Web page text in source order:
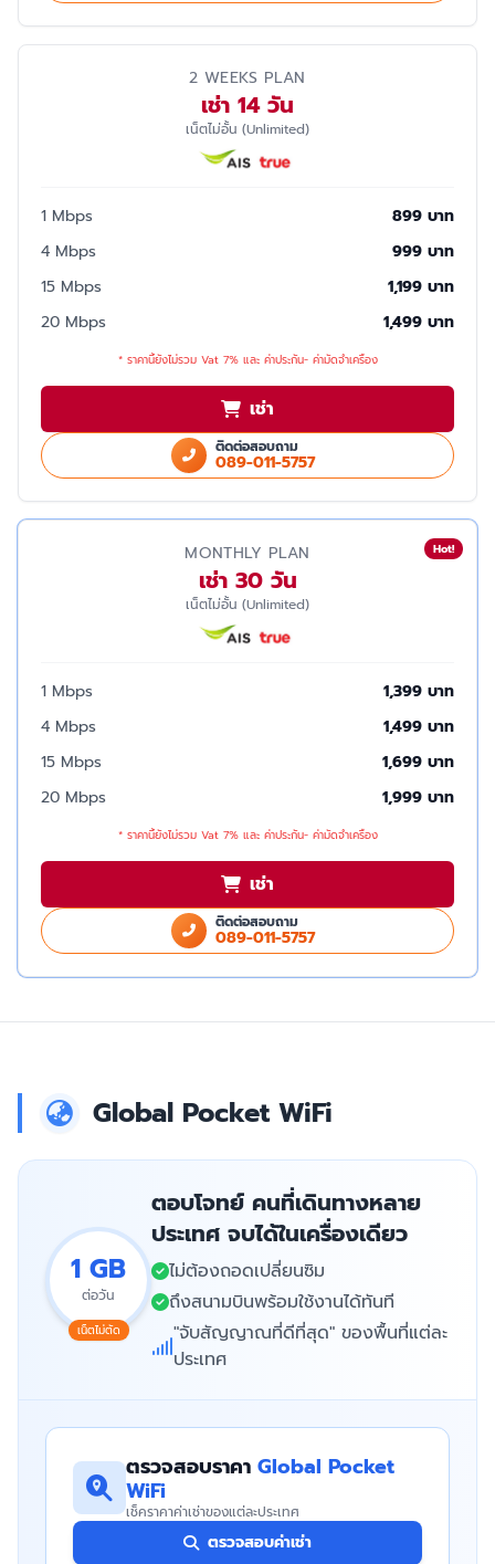
2 WEEKS PLAN
เช่า 14 วัน
เน็ตไม่อั้น (Unlimited)
1 Mbps
899 บาท
4 Mbps
999 บาท
15 Mbps
1,199 บาท
20 Mbps
1,499 บาท
* ราคานี้ยังไม่รวม Vat 7% และ ค่าประกัน- ค่ามัดจำเครื่อง
เช่า
ติดต่อสอบถาม
089-011-5757
Hot!
MONTHLY PLAN
เช่า 30 วัน
เน็ตไม่อั้น (Unlimited)
1 Mbps
1,399 บาท
4 Mbps
1,499 บาท
15 Mbps
1,699 บาท
20 Mbps
1,999 บาท
* ราคานี้ยังไม่รวม Vat 7% และ ค่าประกัน- ค่ามัดจำเครื่อง
เช่า
ติดต่อสอบถาม
089-011-5757
Global Pocket WiFi
1 GB
ต่อวัน
เน็ตไม่ตัด
ตอบโจทย์ คนที่เดินทางหลาย
ประเทศ จบได้ในเครื่องเดียว
ไม่ต้องถอดเปลี่ยนซิม
ถึงสนามบินพร้อมใช้งานได้ทันที
"จับสัญญาณที่ดีที่สุด" ของพื้นที่แต่ละ
ประเทศ
ตรวจสอบราคา Global Pocket
WiFi
เช็คราคาค่าเช่าของแต่ละประเทศ
ตรวจสอบค่าเช่า